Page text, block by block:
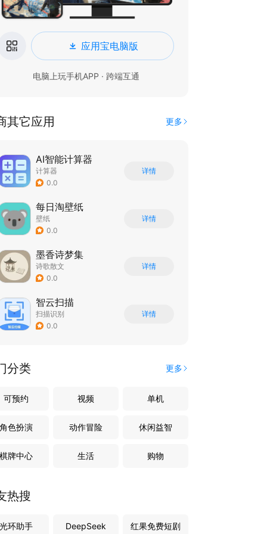
应用宝电脑版
电脑上玩手机APP · 跨端互通
其它应用 更多
AI智能计算器
计算器
0.0
详情
每日淘壁纸
壁纸
0.0
详情
墨香诗梦集
诗歌散文
0.0
详情
智云扫描
扫描识别
0.0
详情
分类 更多
可预约 视频 单机
角色扮演 动作冒险 休闲益智
棋牌中心 生活 购物
热搜
光环助手 DeepSeek 红果免费短剧